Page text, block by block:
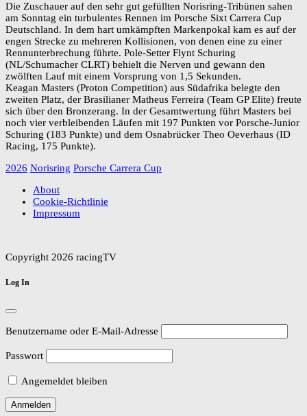
Die Zuschauer auf den sehr gut gefüllten Norisring-Tribünen sahen
am Sonntag ein turbulentes Rennen im Porsche Sixt Carrera Cup
Deutschland. In dem hart umkämpften Markenpokal kam es auf der
engen Strecke zu mehreren Kollisionen, von denen eine zu einer
Rennunterbrechung führte. Pole-Setter Flynt Schuring
(NL/Schumacher CLRT) behielt die Nerven und gewann den
zwölften Lauf mit einem Vorsprung von 1,5 Sekunden.
Keagan Masters (Proton Competition) aus Südafrika belegte den
zweiten Platz, der Brasilianer Matheus Ferreira (Team GP Elite) freute
sich über den Bronzerang. In der Gesamtwertung führt Masters bei
noch vier verbleibenden Läufen mit 197 Punkten vor Porsche-Junior
Schuring (183 Punkte) und dem Osnabrücker Theo Oeverhaus (ID
Racing, 175 Punkte).
2026 Norisring Porsche Carrera Cup
About
Cookie-Richtlinie
Impressum
Copyright 2026 racingTV
Log In
Benutzername oder E-Mail-Adresse
Passwort
Angemeldet bleiben